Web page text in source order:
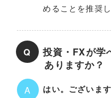
めることを推奨し
Q
投資・FXが学
ありますか？
A
はい。ございま